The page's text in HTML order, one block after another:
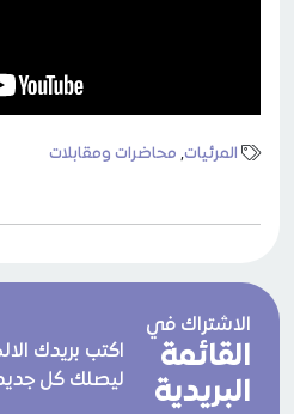
المرئيات, محاضرات ومقابلات
الاشتراك في
القائمة
البريدية
اكتب بريدك
ليصلك كل جديد